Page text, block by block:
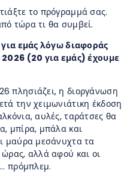
το πρόγραμμά σας.
τώρα τι θα συμβεί.
για εμάς λόγω διαφοράς
2026 (20 για εμάς) έχουμε
πλησιάζει, η διοργάνωση
την χειμωνιάτικη έκδοση
αυλές, ταράτσες θα
μπίρα, μπάλα και
μαύρα μεσάνυχτα τα
αλλά αφού και οι
πρόμπλεμ.